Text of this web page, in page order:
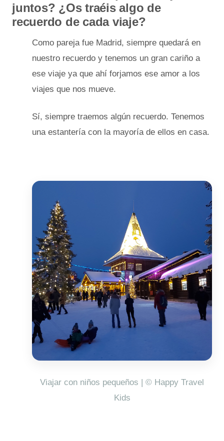
juntos? ¿Os traéis algo de
recuerdo de cada viaje?
Como pareja fue Madrid, siempre quedará en
nuestro recuerdo y tenemos un gran cariño a
ese viaje ya que ahí forjamos ese amor a los
viajes que nos mueve.
Sí, siempre traemos algún recuerdo. Tenemos
una estantería con la mayoría de ellos en casa.
Viajar con niños pequeños | © Happy Travel
Kids